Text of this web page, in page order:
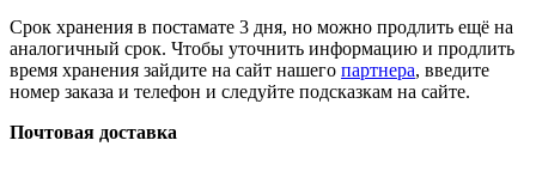
Срок хранения в постамате 3 дня, но можно продлить ещё на
аналогичный срок. Чтобы уточнить информацию и продлить
время хранения зайдите на сайт нашего партнера, введите
номер заказа и телефон и следуйте подсказкам на сайте.
Почтовая доставка